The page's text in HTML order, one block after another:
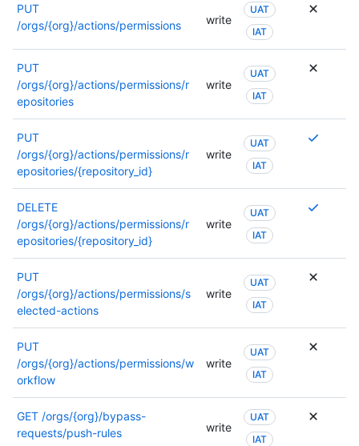
PUT
/orgs/{org}/actions/permissions
write
UAT
IAT
PUT
/orgs/{org}/actions/permissions/r
epositories
write
UAT
IAT
PUT
/orgs/{org}/actions/permissions/r
epositories/{repository_id}
write
UAT
IAT
DELETE
/orgs/{org}/actions/permissions/r
epositories/{repository_id}
write
UAT
IAT
PUT
/orgs/{org}/actions/permissions/s
elected-actions
write
UAT
IAT
PUT
/orgs/{org}/actions/permissions/w
orkflow
write
UAT
IAT
GET /orgs/{org}/bypass-
requests/push-rules
write
UAT
IAT